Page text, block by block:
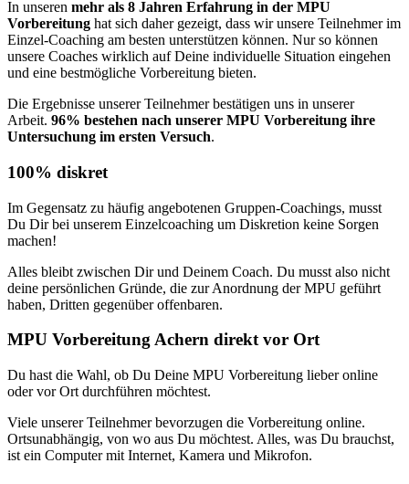
In unseren mehr als 8 Jahren Erfahrung in der MPU
Vorbereitung hat sich daher gezeigt, dass wir unsere Teilnehmer im
Einzel-Coaching am besten unterstützen können. Nur so können
unsere Coaches wirklich auf Deine individuelle Situation eingehen
und eine bestmögliche Vorbereitung bieten.
Die Ergebnisse unserer Teilnehmer bestätigen uns in unserer
Arbeit. 96% bestehen nach unserer MPU Vorbereitung ihre
Untersuchung im ersten Versuch.
100% diskret
Im Gegensatz zu häufig angebotenen Gruppen-Coachings, musst
Du Dir bei unserem Einzelcoaching um Diskretion keine Sorgen
machen!
Alles bleibt zwischen Dir und Deinem Coach. Du musst also nicht
deine persönlichen Gründe, die zur Anordnung der MPU geführt
haben, Dritten gegenüber offenbaren.
MPU Vorbereitung Achern direkt vor Ort
Du hast die Wahl, ob Du Deine MPU Vorbereitung lieber online
oder vor Ort durchführen möchtest.
Viele unserer Teilnehmer bevorzugen die Vorbereitung online.
Ortsunabhängig, von wo aus Du möchtest. Alles, was Du brauchst,
ist ein Computer mit Internet, Kamera und Mikrofon.